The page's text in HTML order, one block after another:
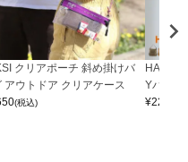
クリアポーチ 斜め掛けバ
アウトドア クリアケース
(税込)
Yバッグ
¥22,000